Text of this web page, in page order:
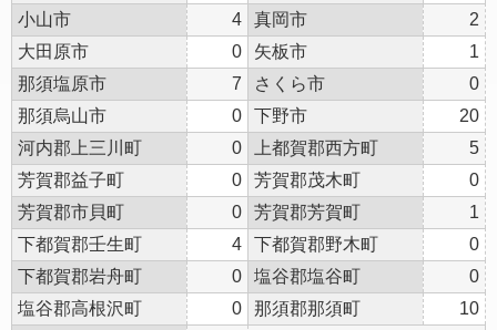
小山市
4 真岡市
2
大田原市
0 矢板市
1
那須塩原市
7 さくら市
0
那須烏山市
0 下野市
20
河内郡上三川町
0 上都賀郡西方町
5
芳賀郡益子町
0 芳賀郡茂木町
0
芳賀郡市貝町
0 芳賀郡芳賀町
1
下都賀郡壬生町
4 下都賀郡野木町
0
下都賀郡岩舟町
0 塩谷郡塩谷町
0
塩谷郡高根沢町
0 那須郡那須町 10